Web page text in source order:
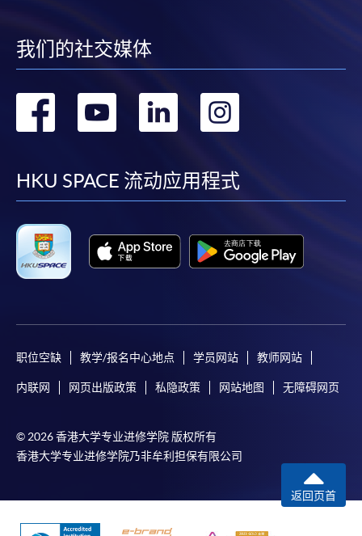
我们的社交媒体
转
facebook
转
youtube
转
linkedin
HKU SPACE 流动应用程式
职位空缺 教学/报名中心地点 学员网站 教师网站
内联网 网页出版政策 私隐政策 网站地图 无障碍网页
© 2026 香港大学专业进修学院 版权所有
香港大学专业进修学院乃非牟利担保有限公司
返回页首